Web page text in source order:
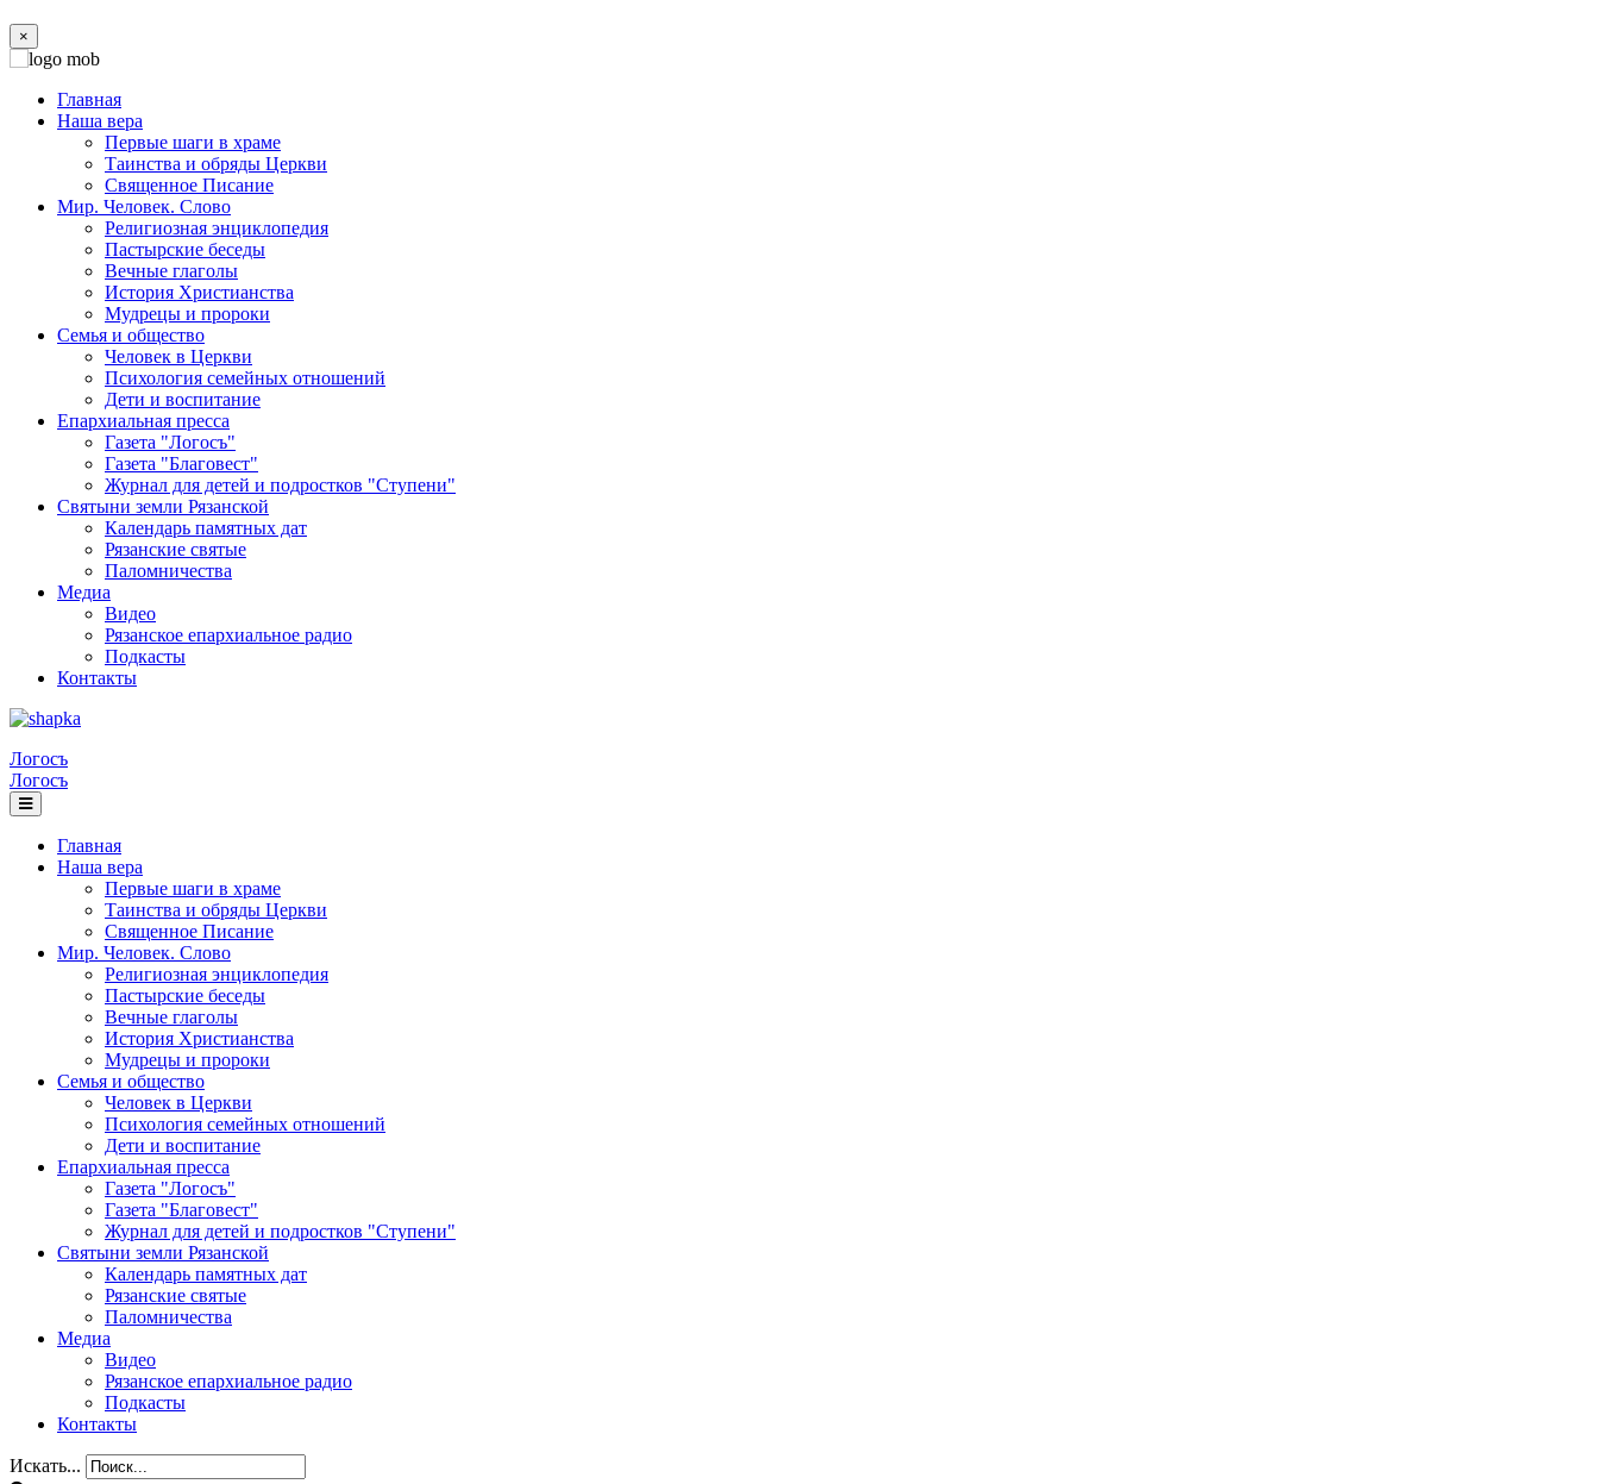
×
Главная
Наша вера
Первые шаги в храме
Таинства и обряды Церкви
Священное Писание
Мир. Человек. Слово
Религиозная энциклопедия
Пастырские беседы
Вечные глаголы
История Христианства
Мудрецы и пророки
Семья и общество
Человек в Церкви
Психология семейных отношений
Дети и воспитание
Епархиальная пресса
Газета "Логосъ"
Газета "Благовест"
Журнал для детей и подростков "Ступени"
Святыни земли Рязанской
Календарь памятных дат
Рязанские святые
Паломничества
Медиа
Видео
Рязанское епархиальное радио
Подкасты
Контакты
Логосъ
Логосъ
Главная
Наша вера
Первые шаги в храме
Таинства и обряды Церкви
Священное Писание
Мир. Человек. Слово
Религиозная энциклопедия
Пастырские беседы
Вечные глаголы
История Христианства
Мудрецы и пророки
Семья и общество
Человек в Церкви
Психология семейных отношений
Дети и воспитание
Епархиальная пресса
Газета "Логосъ"
Газета "Благовест"
Журнал для детей и подростков "Ступени"
Святыни земли Рязанской
Календарь памятных дат
Рязанские святые
Паломничества
Медиа
Видео
Рязанское епархиальное радио
Подкасты
Контакты
Искать...